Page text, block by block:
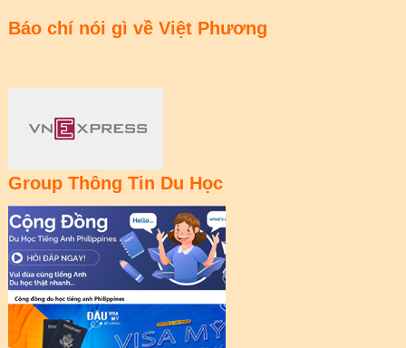
Báo chí nói gì về Việt Phương
Group Thông Tin Du Học